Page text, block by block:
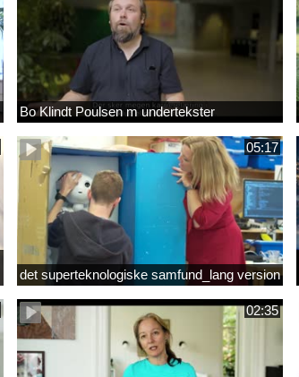
Bo Klindt Poulsen m undertekster
05:17
det superteknologiske samfund_lang version
02:35